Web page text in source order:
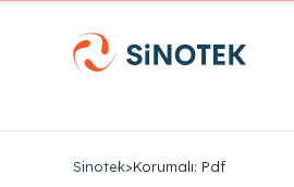
Sinotek>Korumalı: Pdf